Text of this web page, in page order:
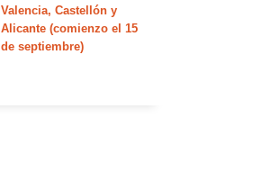
Valencia, Castellón y
Alicante (comienzo el 15
de septiembre)